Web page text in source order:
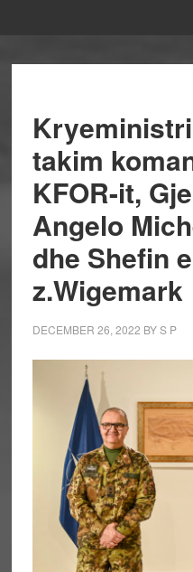
takim
KFOR-it,
Angelo
dhe Shefin
z.Wigemark
DECEMBER 26, 2022 BYS P